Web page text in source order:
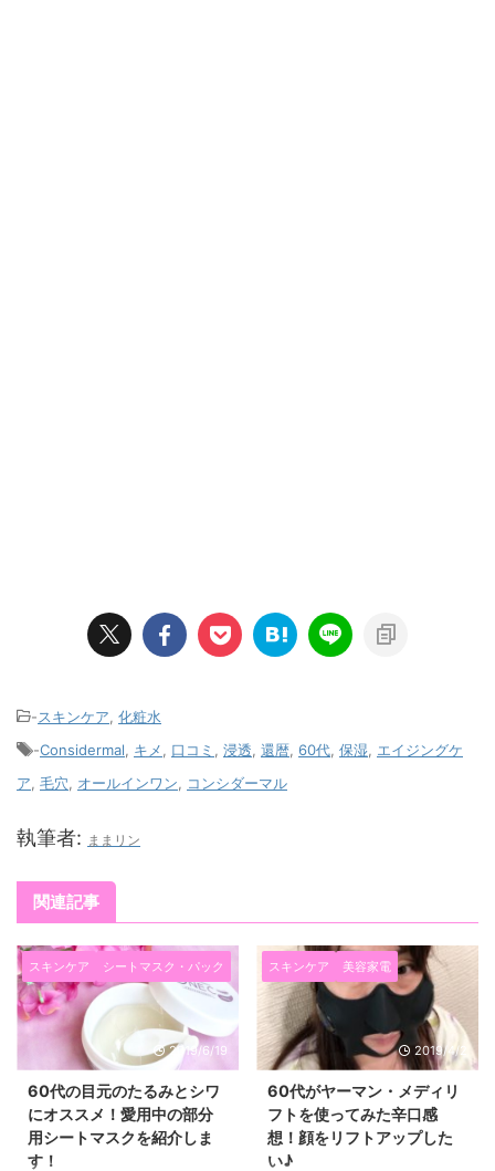
-スキンケア 化粧水
-Considermal キメ 口コミ 浸透 還暦 60代 保湿 エイジングケ
ア 毛穴 オールインワン コンシダーマル
執筆者: ままリン
関連記事
スキンケア シートマスク・パック
2019/6/19
60代の目元のたるみとシワ
にオススメ！愛用中の部分
用シートマスクを紹介しま
す！
スキンケア 美容家電
2019/4/2
60代がヤーマン・メディリ
フトを使ってみた辛口感
想！顔をリフトアップした
い♪